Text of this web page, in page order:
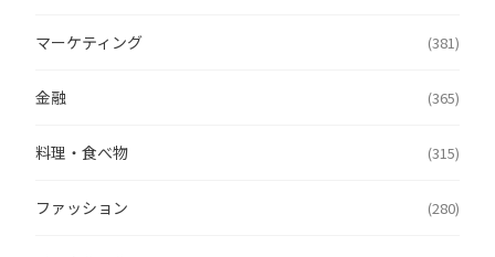
マーケティング (381)
金融 (365)
料理・食べ物 (315)
ファッション (280)